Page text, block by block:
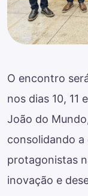
O encontro
nos dias 10, 11
João do
consolidando
protagonistas
inovação e